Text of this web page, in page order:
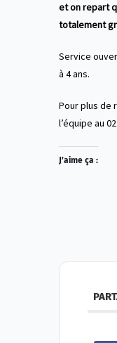
et on repart
totalement
Service
à 4 ans.
Pour plus de
l’équipe au
J’aime ça :